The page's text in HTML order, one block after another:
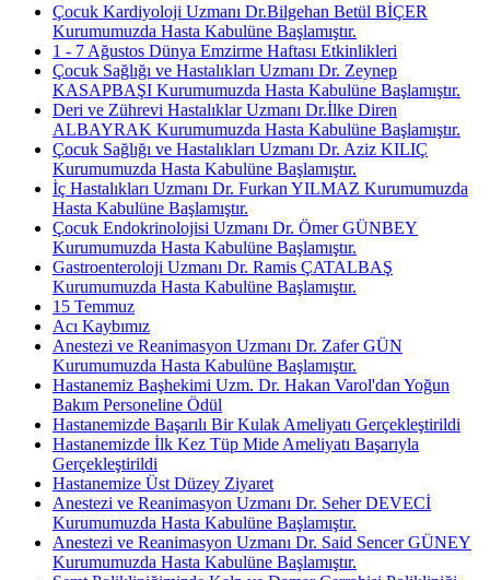
Çocuk Kardiyoloji Uzmanı Dr.Bilgehan Betül BİÇER
Kurumumuzda Hasta Kabulüne Başlamıştır.
1 - 7 Ağustos Dünya Emzirme Haftası Etkinlikleri
Çocuk Sağlığı ve Hastalıkları Uzmanı Dr. Zeynep
KASAPBAŞI Kurumumuzda Hasta Kabulüne Başlamıştır.
Deri ve Zührevi Hastalıklar Uzmanı Dr.İlke Diren
ALBAYRAK Kurumumuzda Hasta Kabulüne Başlamıştır.
Çocuk Sağlığı ve Hastalıkları Uzmanı Dr. Aziz KILIÇ
Kurumumuzda Hasta Kabulüne Başlamıştır.
İç Hastalıkları Uzmanı Dr. Furkan YILMAZ Kurumumuzda
Hasta Kabulüne Başlamıştır.
Çocuk Endokrinolojisi Uzmanı Dr. Ömer GÜNBEY
Kurumumuzda Hasta Kabulüne Başlamıştır.
Gastroenteroloji Uzmanı Dr. Ramis ÇATALBAŞ
Kurumumuzda Hasta Kabulüne Başlamıştır.
15 Temmuz
Acı Kaybımız
Anestezi ve Reanimasyon Uzmanı Dr. Zafer GÜN
Kurumumuzda Hasta Kabulüne Başlamıştır.
Hastanemiz Başhekimi Uzm. Dr. Hakan Varol'dan Yoğun
Bakım Personeline Ödül
Hastanemizde Başarılı Bir Kulak Ameliyatı Gerçekleştirildi
Hastanemizde İlk Kez Tüp Mide Ameliyatı Başarıyla
Gerçekleştirildi
Hastanemize Üst Düzey Ziyaret
Anestezi ve Reanimasyon Uzmanı Dr. Seher DEVECİ
Kurumumuzda Hasta Kabulüne Başlamıştır.
Anestezi ve Reanimasyon Uzmanı Dr. Said Sencer GÜNEY
Kurumumuzda Hasta Kabulüne Başlamıştır.